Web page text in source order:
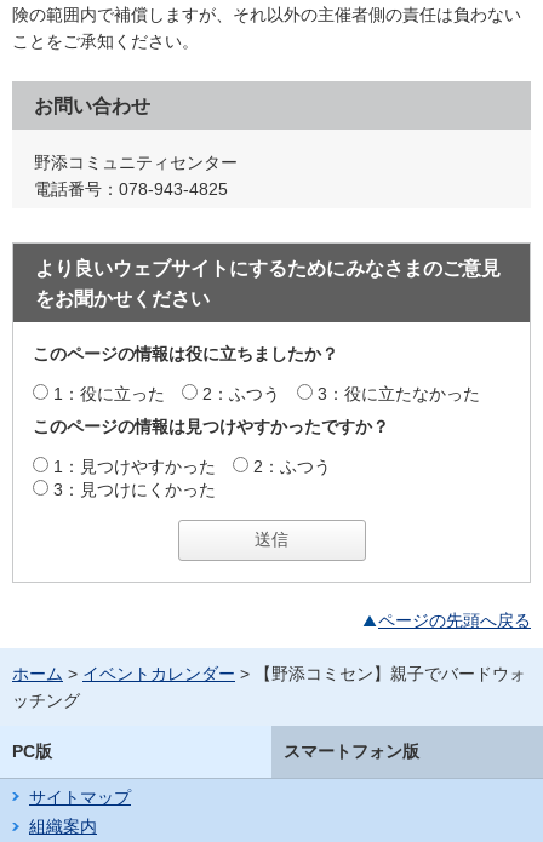
険の範囲内で補償しますが、それ以外の主催者側の責任は負わない
ことをご承知ください。
お問い合わせ
野添コミュニティセンター
電話番号：078-943-4825
より良いウェブサイトにするためにみなさまのご意見
をお聞かせください
このページの情報は役に立ちましたか？
1：役に立った 2：ふつう
3：役に立たなかった
このページの情報は見つけやすかったですか？
1：見つけやすかった
2：ふつう
3：見つけにくかった
ページの先頭へ戻る
ホーム > イベントカレンダー > 【野添コミセン】親子でバードウォ
ッチング
PC版 スマートフォン版
サイトマップ
組織案内